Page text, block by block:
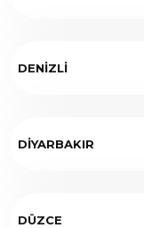
DENİZLİ
DİYARBAKIR
DÜZCE